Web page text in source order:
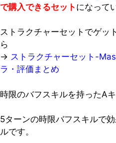
で購入できるセット になって
ストラクチャーセットでゲッ
ら
→ ストラクチャーセット-
ラ・評価まとめ
時限のバフスキルを持ったAキ
5ターンの時限バフスキルで
ルです。